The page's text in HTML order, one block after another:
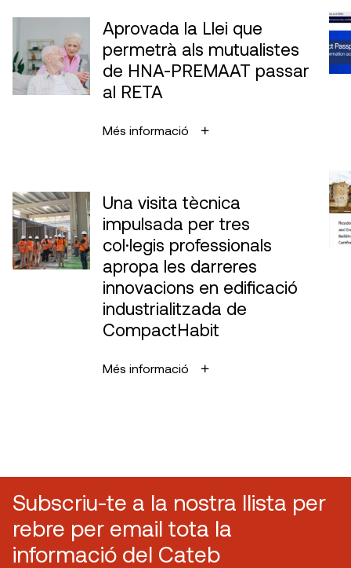
Aprovada la Llei que
permetrà als mutualistes
de HNA-PREMAAT passar
al RETA
Més informació
Una visita tècnica
impulsada per tres
col·legis professionals
apropa les darreres
innovacions en edificació
industrialitzada de
CompactHabit
Més informació
Subscriu-te a la nostra llista per
rebre per email tota la
informació del Cateb